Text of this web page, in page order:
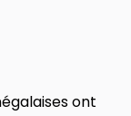
ont